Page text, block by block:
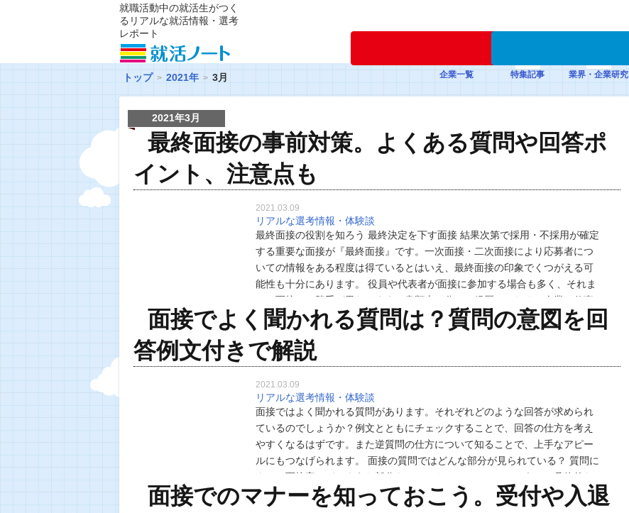
就職活動中の就活生がつく
るリアルな就活情報・選考
レポート
企業一覧 特集記事 業界・企業研究
トップ 2021年 3月
2021年3月
最終面接の事前対策。よくある質問や回答ポ
イント、注意点も
2021.03.09
リアルな選考情報・体験談
最終面接の役割を知ろう 最終決定を下す面接 結果次第で採用・不採用が確定
する重要な面接が『最終面接』です。一次面接・二次面接により応募者につ
いての情報をある程度は得ているとはいえ、最終面接の印象でくつがえる可
能性も十分にあります。 役員や代表者が面接に参加する場合も多く、それま
での面接とは勝手が異なります。書類上で分かる経歴ではなく、企業や仕事
に対する思いを尋ねられる可能性も高い…
面接でよく聞かれる質問は？質問の意図を回
答例文付きで解説
2021.03.09
リアルな選考情報・体験談
面接ではよく聞かれる質問があります。それぞれどのような回答が求められ
ているのでしょうか？例文とともにチェックすることで、回答の仕方を考え
やすくなるはずです。また逆質問の仕方について知ることで、上手なアピー
ルにもつなげられます。 面接の質問ではどんな部分が見られている？ 質問に
よって面接官はどのような部分をチェックしているのでしょうか？具体的な
回答例を見ていく前に、まずは企業側の意図を理解して…
面接でのマナーを知っておこう。受付や入退